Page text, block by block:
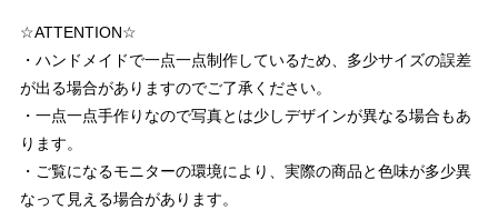
☆ATTENTION☆
・ハンドメイドで一点一点制作しているため、多少サイズの誤差
が出る場合がありますのでご了承ください。
・一点一点手作りなので写真とは少しデザインが異なる場合もあ
ります。
・ご覧になるモニターの環境により、実際の商品と色味が多少異
なって見える場合があります。